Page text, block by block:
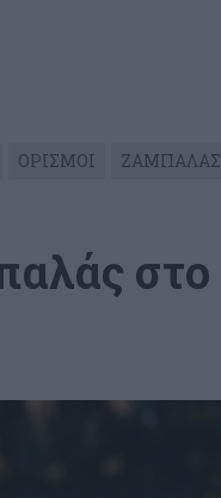
ΟΡΙΣΜΟΙ ΖΑΜΠΑΛΑΣ
στο